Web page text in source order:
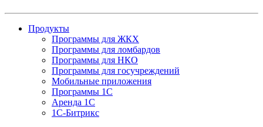
Продукты
Программы для ЖКХ
Программы для ломбардов
Программы для НКО
Программы для госучреждений
Мобильные приложения
Программы 1С
Аренда 1С
1С-Битрикс